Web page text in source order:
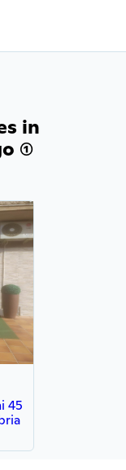
in
(1)
45